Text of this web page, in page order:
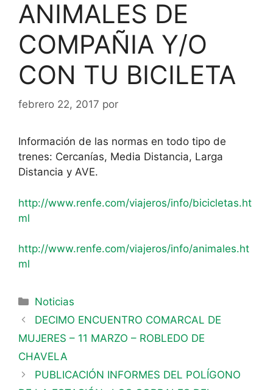
ANIMALES DE
COMPAÑIA Y/O
CON TU BICILETA
febrero 22, 2017 por
Información de las normas en todo tipo de
trenes: Cercanías, Media Distancia, Larga
Distancia y AVE.
http://www.renfe.com/viajeros/info/bicicletas.ht
ml
http://www.renfe.com/viajeros/info/animales.ht
ml
Noticias
DECIMO ENCUENTRO COMARCAL DE
MUJERES – 11 MARZO – ROBLEDO DE
CHAVELA
PUBLICACIÓN INFORMES DEL POLÍGONO